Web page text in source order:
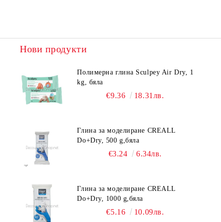
Нови продукти
Полимерна глина Sculpey Air Dry, 1
kg, бяла
€9.36 18.31лв.
Глина за моделиране CREALL
Do+Dry, 500 g,бяла
€3.24 6.34лв.
Глина за моделиране CREALL
Do+Dry, 1000 g,бяла
€5.16 10.09лв.